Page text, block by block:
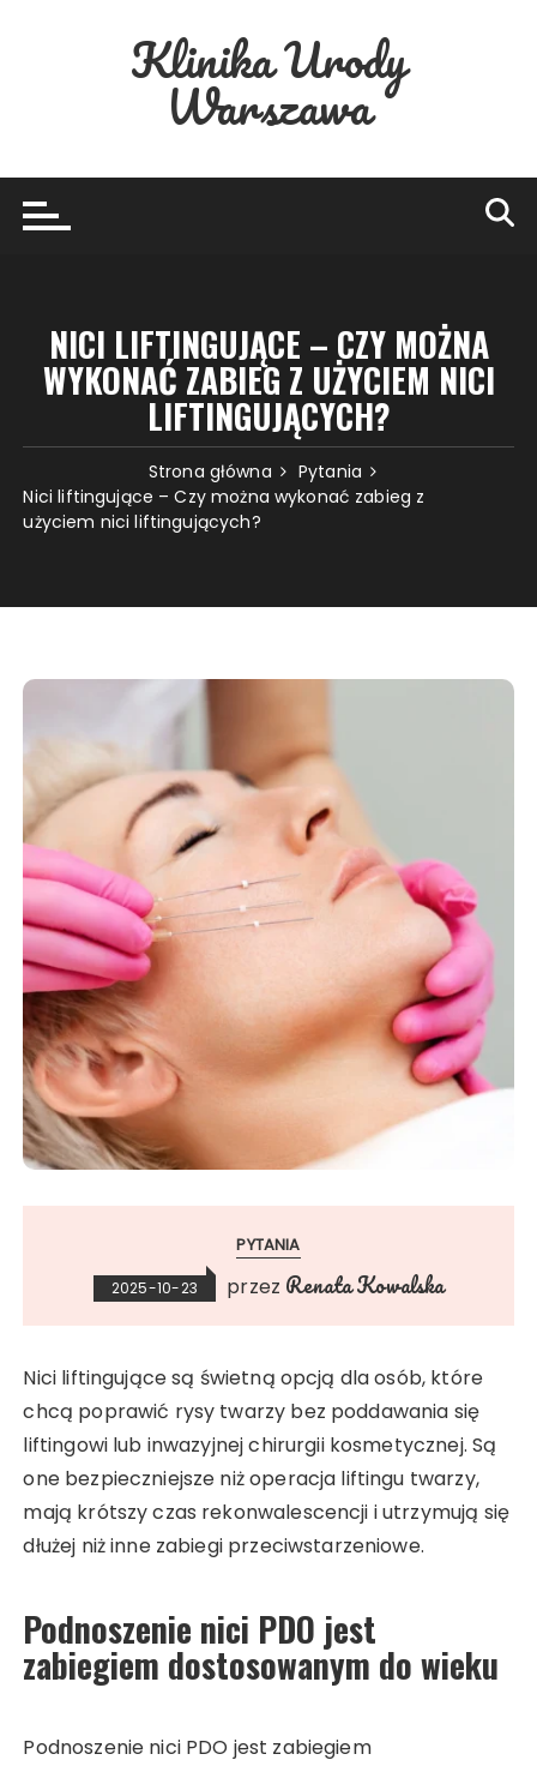
Klinika Urody
Warszawa
NICI LIFTINGUJĄCE – CZY MOŻNA
WYKONAĆ ZABIEG Z UŻYCIEM NICI
LIFTINGUJĄCYCH?
Strona główna
Pytania
Nici liftingujące – Czy można wykonać zabieg z
użyciem nici liftingujących?
PYTANIA
2025-10-23 przez Renata Kowalska
Nici liftingujące są świetną opcją dla osób, które
chcą poprawić rysy twarzy bez poddawania się
liftingowi lub inwazyjnej chirurgii kosmetycznej. Są
one bezpieczniejsze niż operacja liftingu twarzy,
mają krótszy czas rekonwalescencji i utrzymują się
dłużej niż inne zabiegi przeciwstarzeniowe.
Podnoszenie nici PDO jest
zabiegiem dostosowanym do wieku
Podnoszenie nici PDO jest zabiegiem